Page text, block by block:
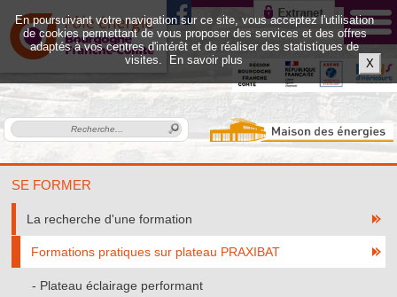
SE FORMER
La recherche d'une formation
Formations pratiques sur plateau PRAXIBAT
Plateau éclairage performant
En poursuivant votre navigation sur ce site, vous acceptez l'utilisation
de cookies permettant de vous proposer des services et des offres
adaptés à vos centres d'intérêt et de réaliser des statistiques de
visites.
En savoir plus X